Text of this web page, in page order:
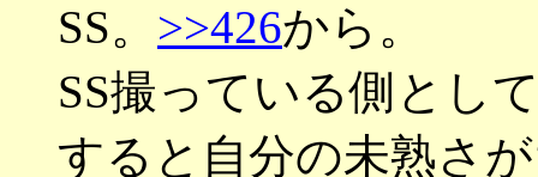
SS。 >>426から。
SS撮っている側とし
すると自分の未熟さ